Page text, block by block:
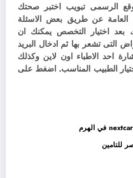
الرسمى تبويب اختبر صحتك
عن طريق بعض الاسئلة
بعد اختيار التخصص يمكنك ان
التى تشعر بها ثم ادخال البريد
احد الاطباء اون لاين وكذلك
الطبيب المناسب. اضغط على
للتامين